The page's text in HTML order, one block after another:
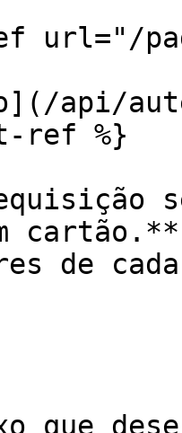
api/
ref %}
de
que